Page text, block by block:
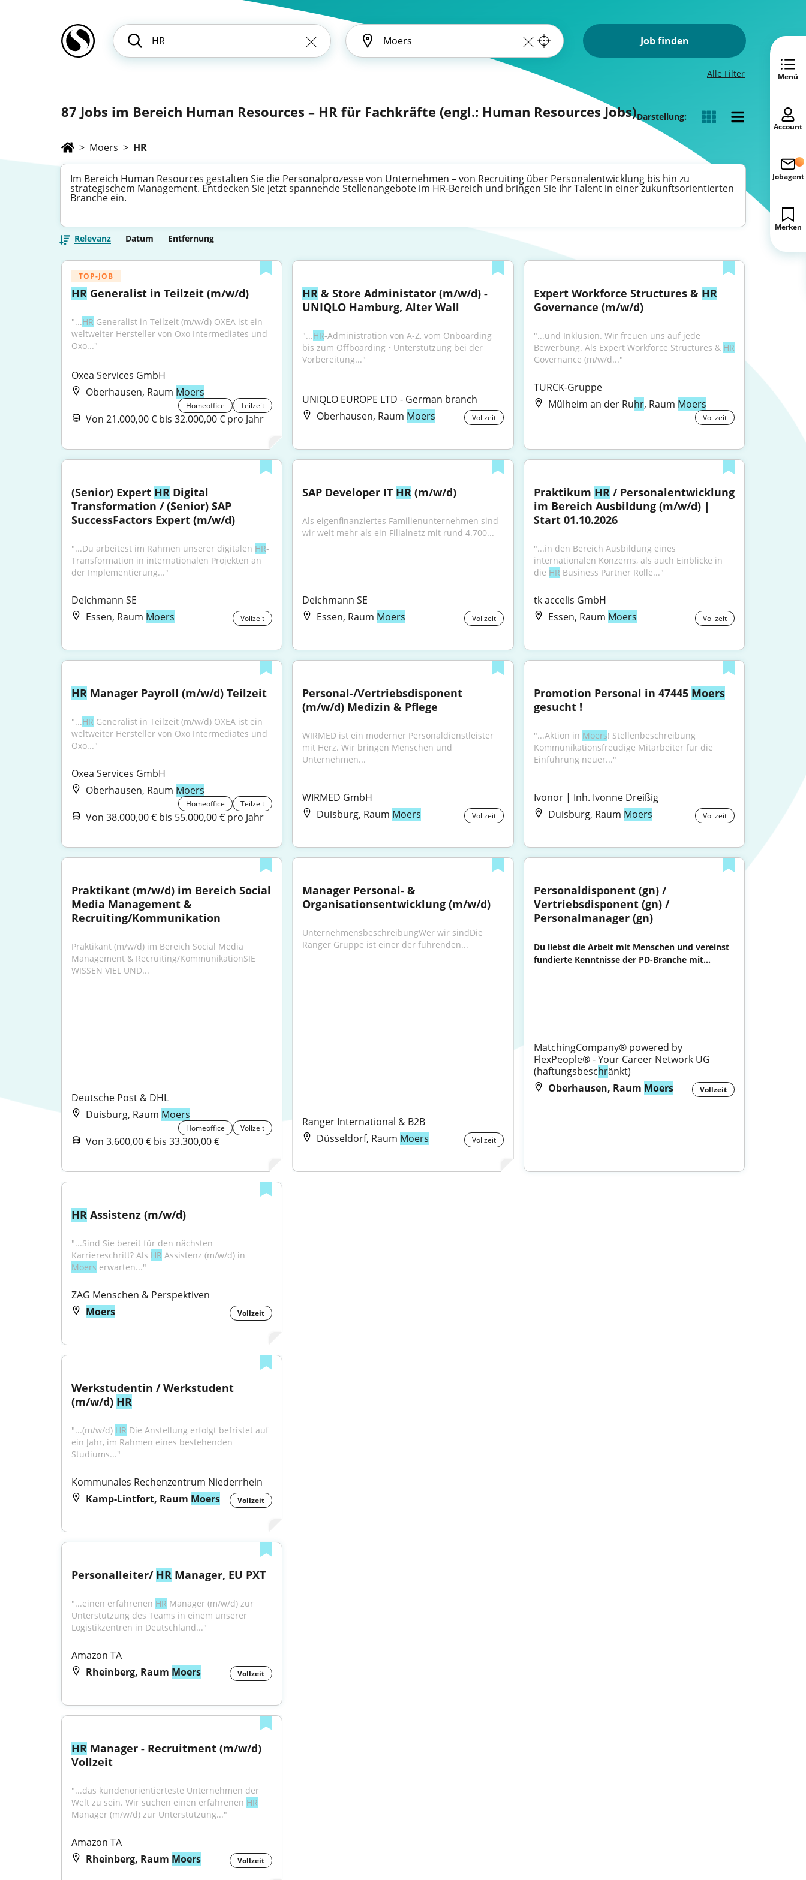
Job finden
Alle Filter
87 Jobs im Bereich Human Resources – HR für Fachkräfte (engl.: Human Resources Jobs)Darstellung:
> Moers > HR
Im Bereich Human Resources gestalten Sie die Personalprozesse von Unternehmen – von Recruiting über Personalentwicklung bis hin zu
strategischem Management. Entdecken Sie jetzt spannende Stellenangebote im HR-Bereich und bringen Sie Ihr Talent in einer zukunftsorientierten
Branche ein.
Relevanz Datum Entfernung
TOP-JOB
HR Generalist in Teilzeit (m/w/d)
"...HR Generalist in Teilzeit (m/w/d) OXEA ist ein
weltweiter Hersteller von Oxo Intermediates und
Oxo..."
Oxea Services GmbH
Oberhausen, Raum Moers
Homeoffice Teilzeit
Von 21.000,00 € bis 32.000,00 € pro Jahr
HR & Store Administator (m/w/d) -
UNIQLO Hamburg, Alter Wall
"...HR-Administration von A-Z, vom Onboarding
bis zum Offboarding • Unterstützung bei der
Vorbereitung..."
UNIQLO EUROPE LTD - German branch
Oberhausen, Raum Moers Vollzeit
Expert Workforce Structures & HR
Governance (m/w/d)
"...und Inklusion. Wir freuen uns auf jede
Bewerbung. Als Expert Workforce Structures & HR
Governance (m/w/d..."
TURCK-Gruppe
Mülheim an der Ruhr, Raum Moers
Vollzeit
(Senior) Expert HR Digital
Transformation / (Senior) SAP
SuccessFactors Expert (m/w/d)
"...Du arbeitest im Rahmen unserer digitalen HR-
Transformation in internationalen Projekten an
der Implementierung..."
Deichmann SE
Essen, Raum Moers Vollzeit
SAP Developer IT HR (m/w/d)
Als eigenfinanziertes Familienunternehmen sind
wir weit mehr als ein Filialnetz mit rund 4.700...
Deichmann SE
Essen, Raum Moers Vollzeit
Praktikum HR / Personalentwicklung
im Bereich Ausbildung (m/w/d) |
Start 01.10.2026
"...in den Bereich Ausbildung eines
internationalen Konzerns, als auch Einblicke in
die HR Business Partner Rolle..."
tk accelis GmbH
Essen, Raum Moers Vollzeit
HR Manager Payroll (m/w/d) Teilzeit
"...HR Generalist in Teilzeit (m/w/d) OXEA ist ein
weltweiter Hersteller von Oxo Intermediates und
Oxo..."
Oxea Services GmbH
Oberhausen, Raum Moers
Homeoffice Teilzeit
Von 38.000,00 € bis 55.000,00 € pro Jahr
Personal-/Vertriebsdisponent
(m/w/d) Medizin & Pflege
WIRMED ist ein moderner Personaldienstleister
mit Herz. Wir bringen Menschen und
Unternehmen...
WIRMED GmbH
Duisburg, Raum Moers Vollzeit
Promotion Personal in 47445 Moers
gesucht !
"...Aktion in Moers! Stellenbeschreibung
Kommunikationsfreudige Mitarbeiter für die
Einführung neuer..."
Ivonor | Inh. Ivonne Dreißig
Duisburg, Raum Moers Vollzeit
Praktikant (m/w/d) im Bereich Social
Media Management &
Recruiting/Kommunikation
Praktikant (m/w/d) im Bereich Social Media
Management & Recruiting/KommunikationSIE
WISSEN VIEL UND...
Deutsche Post & DHL
Duisburg, Raum Moers
Homeoffice Vollzeit
Von 3.600,00 € bis 33.300,00 €
Manager Personal- &
Organisationsentwicklung (m/w/d)
UnternehmensbeschreibungWer wir sindDie
Ranger Gruppe ist einer der führenden...
Ranger International & B2B
Düsseldorf, Raum Moers Vollzeit
Personaldisponent (gn) /
Vertriebsdisponent (gn) /
Personalmanager (gn)
Du liebst die Arbeit mit Menschen und vereinst
fundierte Kenntnisse der PD-Branche mit...
MatchingCompany® powered by
FlexPeople® - Your Career Network UG
(haftungsbeschränkt)
Oberhausen, Raum Moers Vollzeit
HR Assistenz (m/w/d)
"...Sind Sie bereit für den nächsten
Karriereschritt? Als HR
Moers erwarten..."
ZAG Menschen & Perspektiven
Moers
Vollzeit
Werkstudentin / Werkstudent
(m/w/d) HR
"...(m/w/d) HR Die Anstellung erfolgt befristet auf
ein Jahr, im Rahmen eines bestehenden
Studiums..."
Kommunales Rechenzentrum Niederrhein
Kamp-Lintfort, Raum Moers Vollzeit
Personalleiter/ HR Manager, EU PXT
"...einen erfahrenen HR Manager (m/w/d) zur
Unterstützung des Teams in einem unserer
Logistikzentren in Deutschland..."
Amazon TA
Rheinberg, Raum Moers Vollzeit
HR Manager - Recruitment (m/w/d)
Vollzeit
"...das kundenorientierteste Unternehmen der
Welt zu sein. Wir suchen einen erfahrenen HR
Manager (m/w/d) zur Unterstützung..."
Amazon TA
Rheinberg, Raum Moers Vollzeit
Menü
Account
Jobagent
Merken